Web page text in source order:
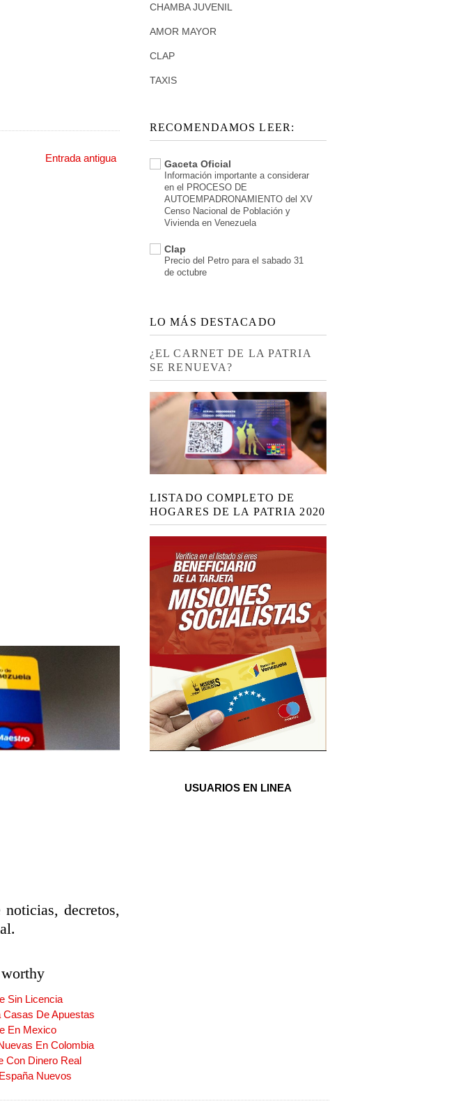
Entrada antigua
decretos,
CHAMBA JUVENIL
AMOR MAYOR
CLAP
TAXIS
RECOMENDAMOS LEER:
Gaceta Oficial
Información importante a considerar
en el PROCESO DE
AUTOEMPADRONAMIENTO del XV
Censo Nacional de Población y
Vivienda en Venezuela
Clap
Precio del Petro para el sabado 31
de octubre
LO MÁS DESTACADO
¿EL CARNET DE LA PATRIA
SE RENUEVA?
LISTADO COMPLETO DE
HOGARES DE LA PATRIA 2020
USUARIOS EN LINEA
Sin Licencia
Casas De Apuestas
En Mexico
En Colombia
Con Dinero Real
Nuevos